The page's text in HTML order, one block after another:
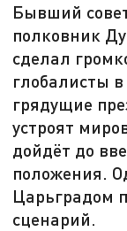
Бывший
полковник
сделал
глобалисты
грядущие
устроят
дойдёт до
положения.
Царьградом
сценарий.